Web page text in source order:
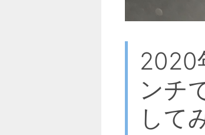
2020
ンチ
して